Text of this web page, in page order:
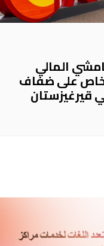
المالي
على ضفاف